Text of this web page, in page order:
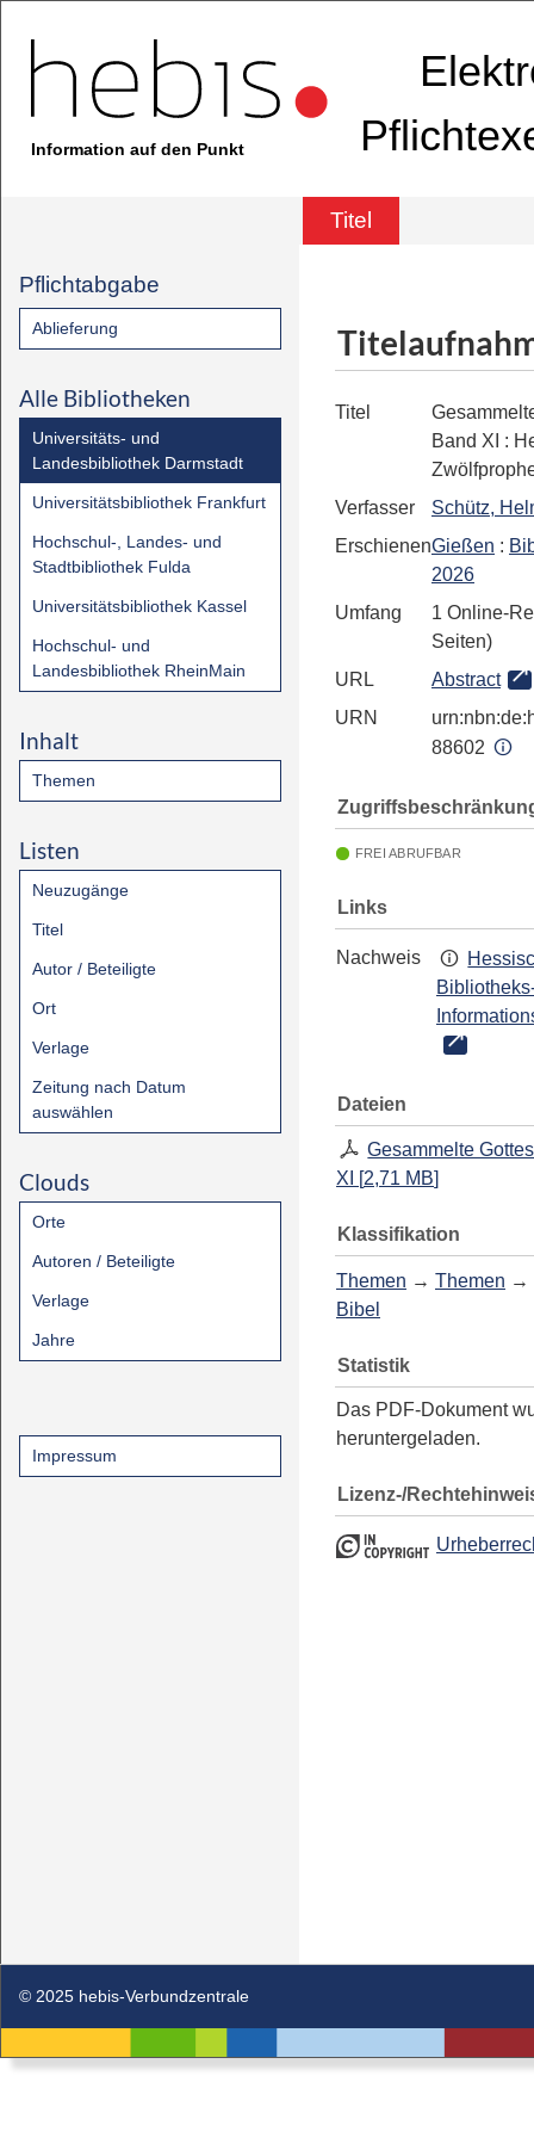
Information auf den Punkt
Titel
Pflichtabgabe
Ablieferung
Alle Bibliotheken
Universitäts- und
Landesbibliothek Darmstadt
Universitätsbibliothek Frankfurt
Hochschul-, Landes- und
Stadtbibliothek Fulda
Universitätsbibliothek Kassel
Hochschul- und
Landesbibliothek RheinMain
Inhalt
Themen
Listen
Neuzugänge
Titel
Autor / Beteiligte
Ort
Verlage
Zeitung nach Datum
auswählen
Clouds
Orte
Autoren / Beteiligte
Verlage
Jahre
Impressum
Titel
Band XI :
Verfasser
Schütz,
ErschienenGießen :
2026
Umfang
1 Online-
Seiten)
URL
Abstract
URN
88602
FREI ABRUFBAR
Links
Nachweis
Dateien
Gesammelte
XI
[2,71 MB]
Klassifikation
Themen → Themen →
Bibel
Statistik
Das PDF-Dokument
heruntergeladen.
Lizenz-/
© 2025 hebis-Verbundzentrale